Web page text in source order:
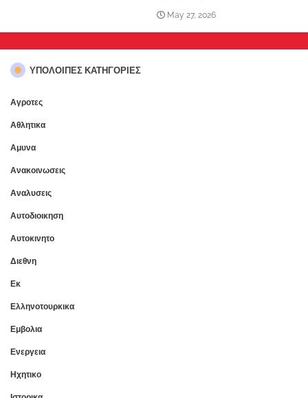
May 27, 2026
ΥΠΌΛΟΙΠΕΣ ΚΑΤΗΓΟΡΊΕΣ
Αγροτες
Αθλητικα
Αμυνα
Ανακοινωσεις
Αναλυσεις
Αυτοδιοικηση
Αυτοκινητο
Διεθνη
Εκ
Ελληνοτουρκικα
Εμβολια
Ενεργεια
Ηχητικο